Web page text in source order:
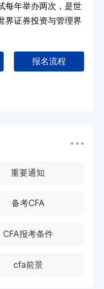
每年举办两次，是世
界证券投资与管理界
报名流程
重要通知
备考CFA
CFA报考条件
cfa前景